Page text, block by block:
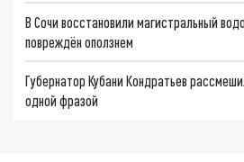
В Сочи восстановили магистральный
повреждён оползнем
Губернатор Кубани Кондратьев
одной фразой